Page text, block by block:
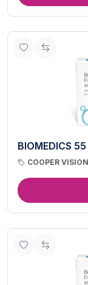
BIOMEDICS
COOPER VISION